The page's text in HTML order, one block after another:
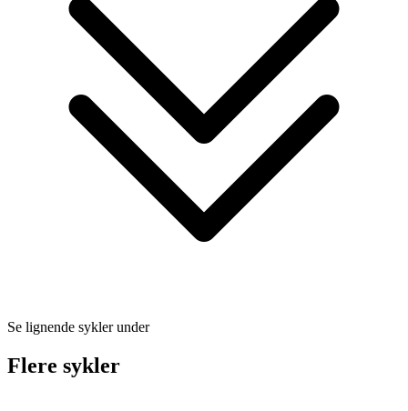
Se lignende sykler under
Flere sykler